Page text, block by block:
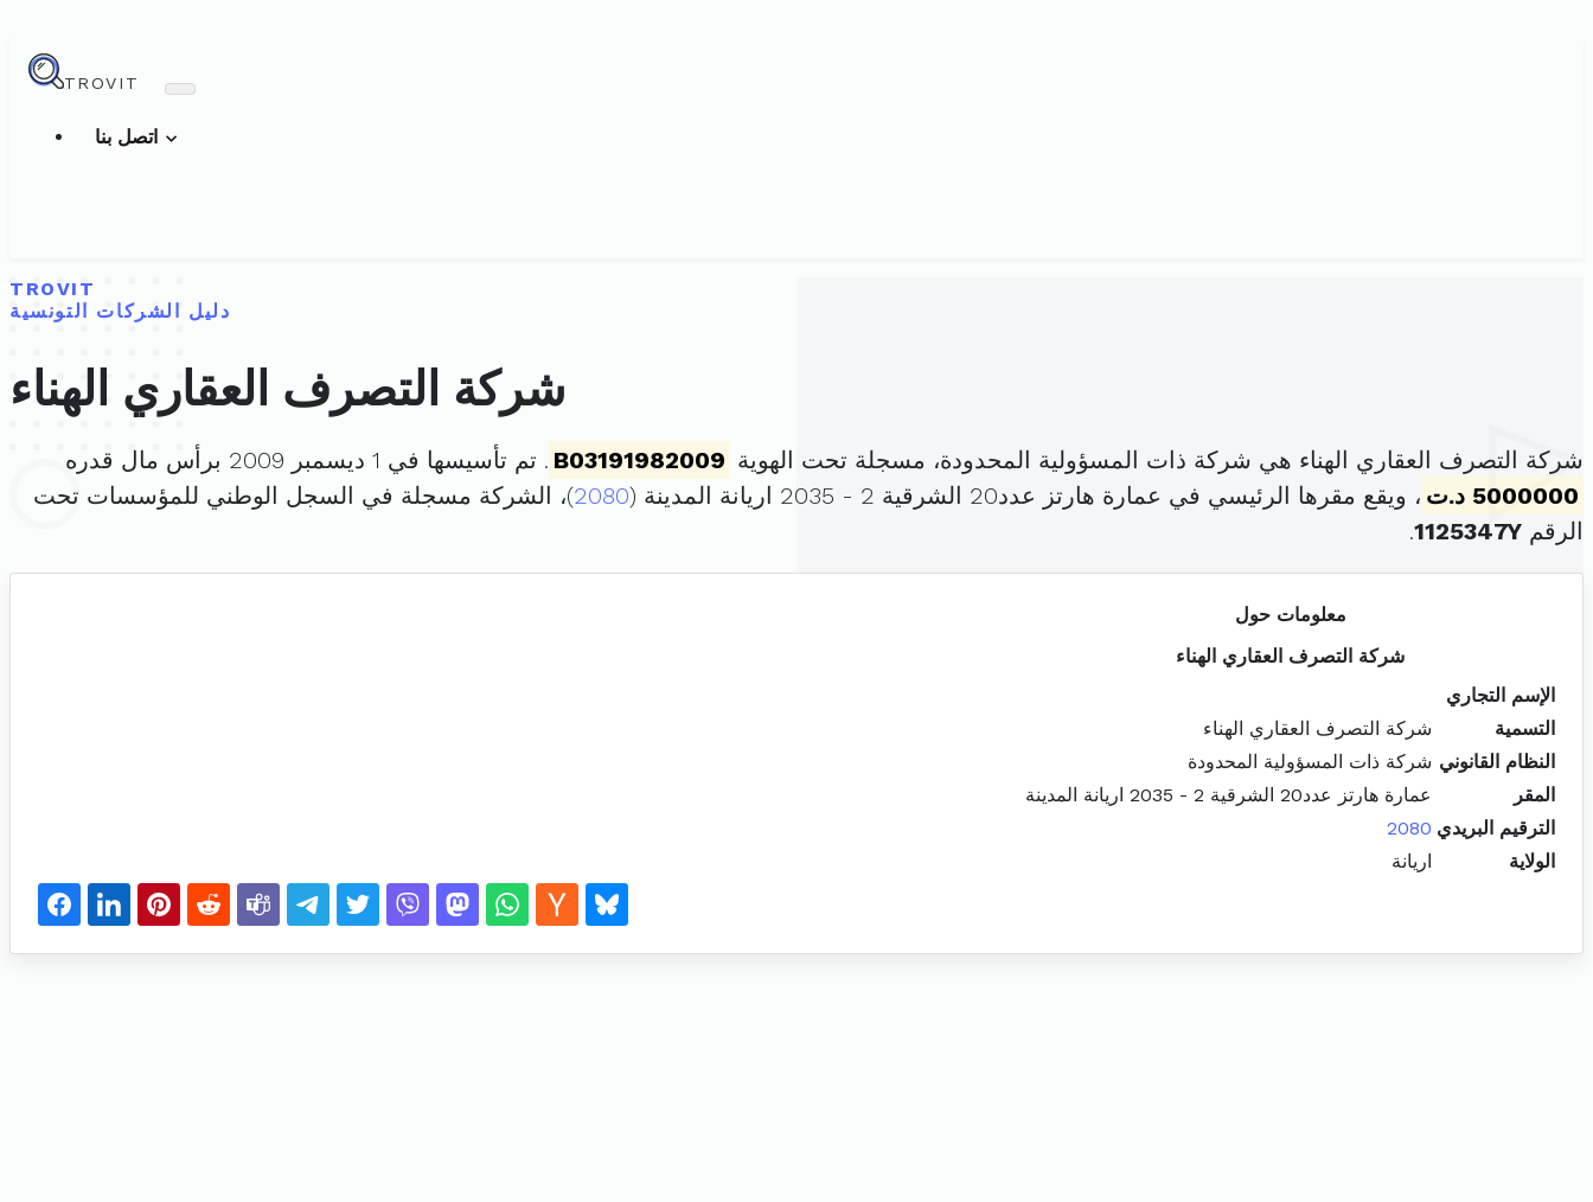
TROVIT
TROVIT
دليل الشركات التونسية
شركة التصرف العقاري الهناء
شركة التصرف العقاري الهناء هي شركة ذات المسؤولية المحدودة، مسجلة تحت الهوية B03191982009 . تم تأسيسها في 1 ديسمبر 2009 برأس مال قدره
5000000 د.ت
، ويقع مقرها الرئيسي في عمارة هارتز عدد20 الشرقية 2 - 2035 اريانة المدينة ( 2080)، الشركة مسجلة في السجل الوطني للمؤسسات تحت
الرقم 1125347Y
.
معلومات حول
شركة التصرف العقاري الهناء
الإسم التجاري
التسمية
شركة التصرف العقاري الهناء
النظام القانوني شركة ذات المسؤولية المحدودة
المقر
عمارة هارتز عدد20 الشرقية 2 - 2035 اريانة المدينة
الترقيم البريدي 2080
الولاية
اريانة